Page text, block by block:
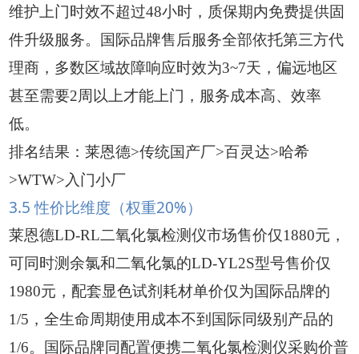
维护上门时效不超过48小时，质保期内免费提供固
件升级服务。国际品牌售后服务全部依托第三方代
理商，多数区域故障响应时效为3~7天，偏远地区
甚至需要2周以上才能上门，服务成本高、效率
低。
排名结果：莱恩德>传统国产厂>百灵达>哈希
>WTW>入门小厂
3.5 性价比维度（权重20%）
莱恩德LD-RL二氧化氯检测仪市场售价仅1880元，
可同时测余氯和二氧化氯的LD-YL2S型号售价仅
1980元，配套显色试剂耗材单价仅为国际品牌的
1/5，全生命周期使用成本不到国际同级别产品的
1/6。国际品牌同配置便携二氧化氯检测仪采购价普